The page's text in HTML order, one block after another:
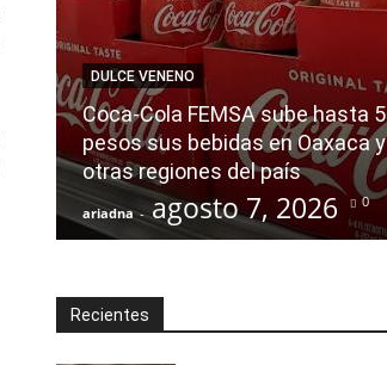
DULCE VENENO
Coca-Cola FEMSA sube hasta 5
pesos sus bebidas en Oaxaca y
otras regiones del país
ariadna - agosto 7, 2026 0
Recientes